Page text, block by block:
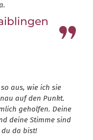
aus, wie ich sie
auf den Punkt.
geholfen. Deine
deine Stimme sind
du da bist!